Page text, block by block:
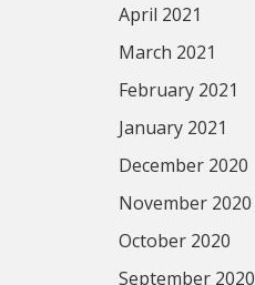
April 2021
March 2021
February 2021
January 2021
December 2020
November 2020
October 2020
September 2020